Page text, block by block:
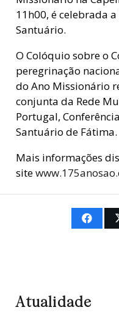
11h00, é celebrada
Santuário.
O Colóquio sobre o
peregrinação
do Ano Missionário
conjunta da Rede
Portugal,
Santuário de Fátima.
Mais informações
site
Atualidade